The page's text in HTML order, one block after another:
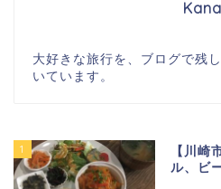
Kana
大好きな旅行を、ブログで残
いています。
1
【川崎
ル、ビ